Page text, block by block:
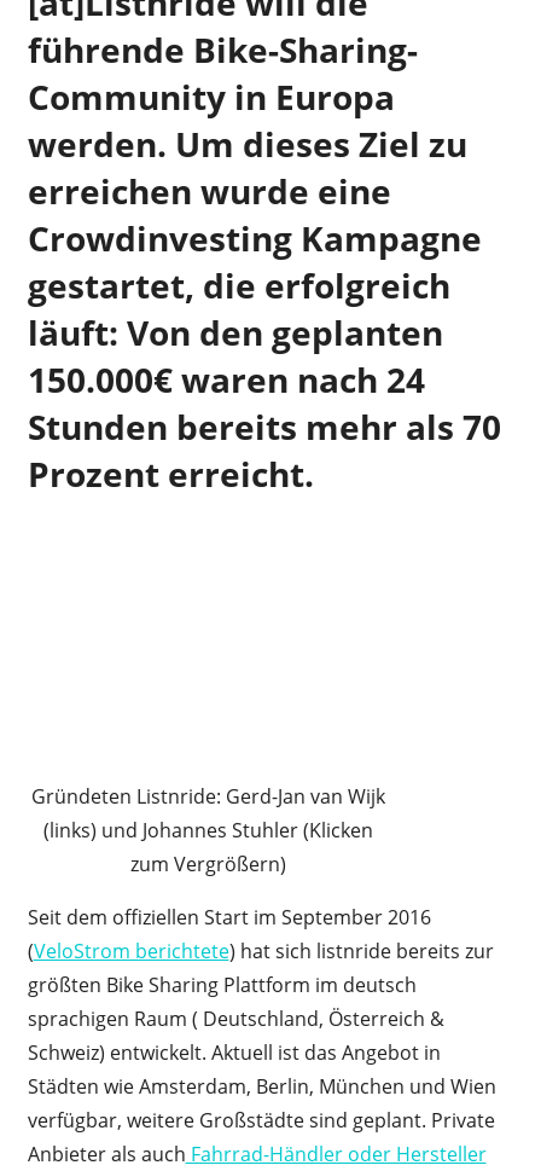
führende Bike-Sharing-
Community in Europa
werden. Um dieses Ziel zu
erreichen wurde eine
Crowdinvesting Kampagne
gestartet, die erfolgreich
läuft: Von den geplanten
150.000€ waren nach 24
Stunden bereits mehr als 70
Prozent erreicht.
Gründeten Listnride: Gerd-Jan van Wijk
(links) und Johannes Stuhler (Klicken
zum Vergrößern)
Seit dem offiziellen Start im September 2016
(VeloStrom berichtete) hat sich listnride bereits zur
größten Bike Sharing Plattform im deutsch
sprachigen Raum ( Deutschland, Österreich &
Schweiz) entwickelt. Aktuell ist das Angebot in
Städten wie Amsterdam, Berlin, München und Wien
verfügbar, weitere Großstädte sind geplant. Private
Anbieter als auch Fahrrad-Händler oder Hersteller